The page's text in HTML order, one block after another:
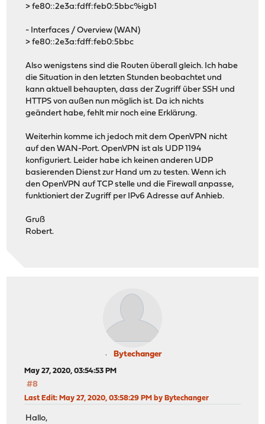
> fe80::2e3a:fdff:feb0:5bbc%igb1
- Interfaces / Overview (WAN)
> fe80::2e3a:fdff:feb0:5bbc
Also wenigstens sind die Routen überall gleich. Ich habe
die Situation in den letzten Stunden beobachtet und
kann aktuell behaupten, dass der Zugriff über SSH und
HTTPS von außen nun möglich ist. Da ich nichts
geändert habe, fehlt mir noch eine Erklärung.
Weiterhin komme ich jedoch mit dem OpenVPN nicht
auf den WAN-Port. OpenVPN ist als UDP 1194
konfiguriert. Leider habe ich keinen anderen UDP
basierenden Dienst zur Hand um zu testen. Wenn ich
den OpenVPN auf TCP stelle und die Firewall anpasse,
funktioniert der Zugriff per IPv6 Adresse auf Anhieb.
Gruß
Robert.
Bytechanger
May 27, 2020, 03:54:53 PM
#8
Last Edit: May 27, 2020, 03:58:29 PM by Bytechanger
Hallo,